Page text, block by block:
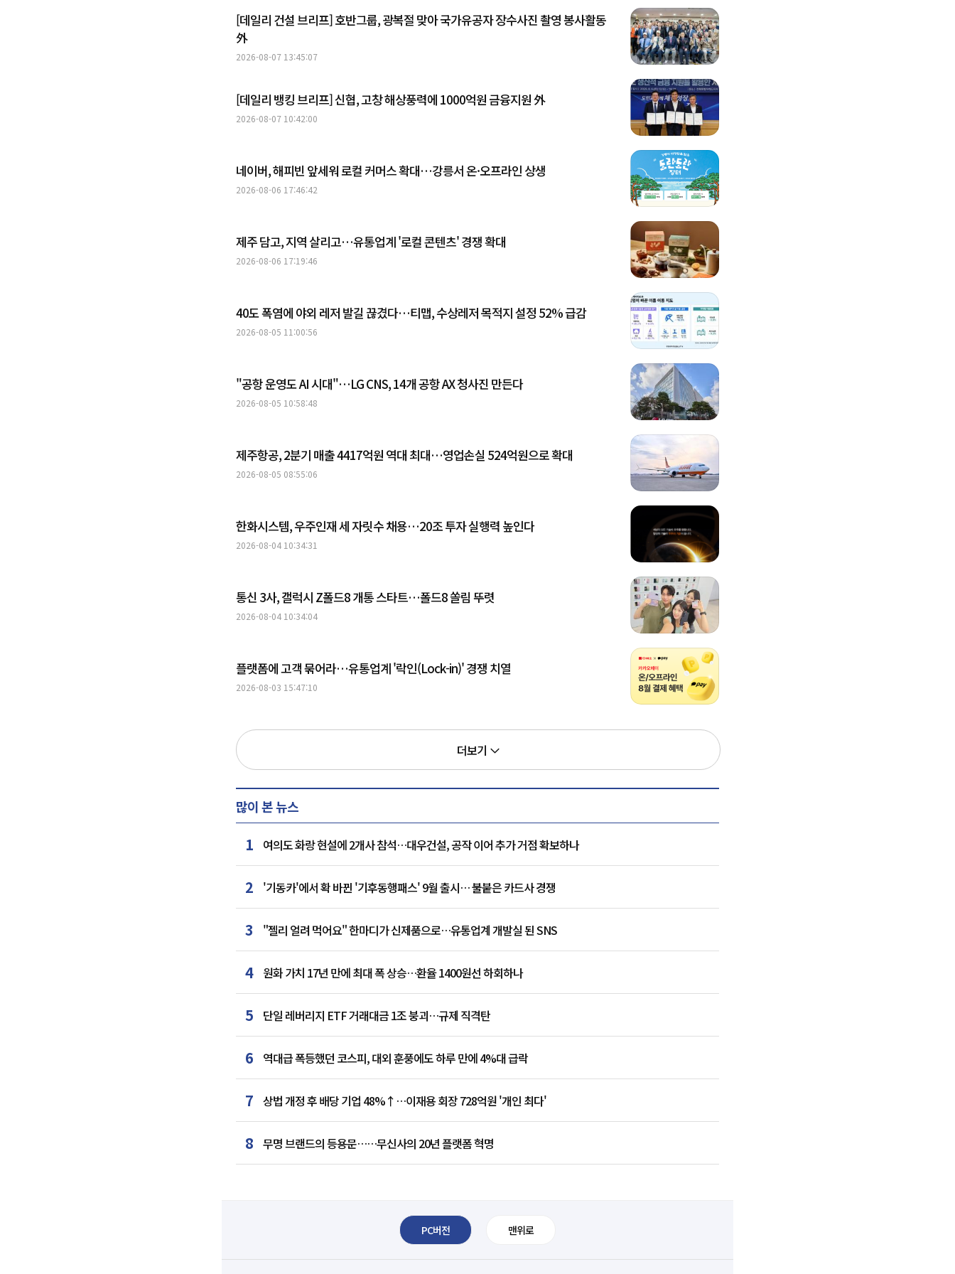
[데일리 건설 브리프] 호반그룹, 광복절 맞아 국가유공자 장수사진 촬영 봉사활동
外
2026-08-07 13:45:07
[데일리 뱅킹 브리프] 신협, 고창 해상풍력에 1000억원 금융지원 外
2026-08-07 10:42:00
네이버, 해피빈 앞세워 로컬 커머스 확대…강릉서 온·오프라인 상생
2026-08-06 17:46:42
제주 담고, 지역 살리고…유통업계 '로컬 콘텐츠' 경쟁 확대
2026-08-06 17:19:46
40도 폭염에 야외 레저 발길 끊겼다…티맵, 수상레저 목적지 설정 52% 급감
2026-08-05 11:00:56
"공항 운영도 AI 시대"…LG CNS, 14개 공항 AX 청사진 만든다
2026-08-05 10:58:48
제주항공, 2분기 매출 4417억원 역대 최대…영업손실 524억원으로 확대
2026-08-05 08:55:06
한화시스템, 우주인재 세 자릿수 채용…20조 투자 실행력 높인다
2026-08-04 10:34:31
통신 3사, 갤럭시 Z폴드8 개통 스타트…폴드8 쏠림 뚜렷
2026-08-04 10:34:04
플랫폼에 고객 묶어라…유통업계 '락인(Lock-in)' 경쟁 치열
2026-08-03 15:47:10
더보기
많이 본 뉴스
1 여의도 화랑 현설에 2개사 참석…대우건설, 공작 이어 추가 거점 확보하나
2 '기동카'에서 확 바뀐 '기후동행패스' 9월 출시… 불붙은 카드사 경쟁
3 "젤리 얼려 먹어요" 한마디가 신제품으로…유통업계 개발실 된 SNS
4 원화 가치 17년 만에 최대 폭 상승…환율 1400원선 하회하나
5 단일 레버리지 ETF 거래대금 1조 붕괴…규제 직격탄
6 역대급 폭등했던 코스피, 대외 훈풍에도 하루 만에 4%대 급락
7 상법 개정 후 배당 기업 48%↑…이재용 회장 728억원 '개인 최다'
8 무명 브랜드의 등용문……무신사의 20년 플랫폼 혁명
PC버전 맨위로